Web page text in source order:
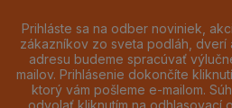
Prihláste sa na odber noviniek,
zákazníkov zo sveta podláh, dverí
adresu budeme spracúvať
mailov. Prihlásenie dokončíte
ktorý vám pošleme e-mailom.
odvolať kliknutím na odhlasovací